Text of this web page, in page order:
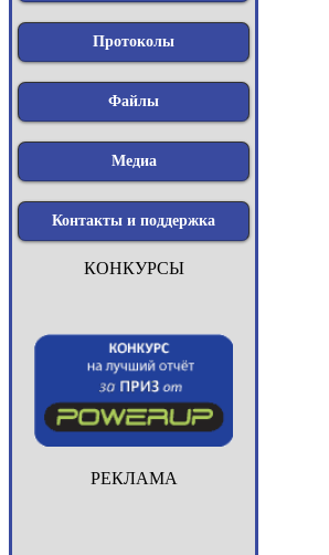
Протоколы
Файлы
Медиа
Контакты и поддержка
КОНКУРСЫ
РЕКЛАМА